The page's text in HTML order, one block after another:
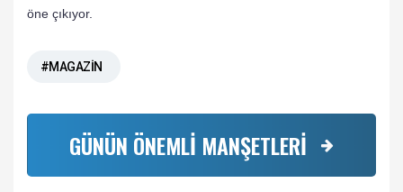
öne çıkıyor.
#MAGAZİN
GÜNÜN ÖNEMLİ MANŞETLERİ